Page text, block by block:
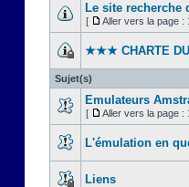
Le site recherche
[ Aller vers la page :
★★★ CHARTE
Sujet(s)
Emulateurs
[ Aller vers la page :
L'émulation en
Liens